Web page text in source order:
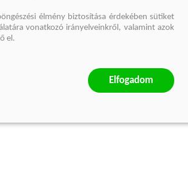
élmény biztosítása érdekében sütiket
vonatkozó irányelveinkről, valamint azok
el.
Elfogadom